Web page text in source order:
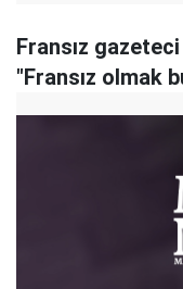
Fransız
"Fransız olmak